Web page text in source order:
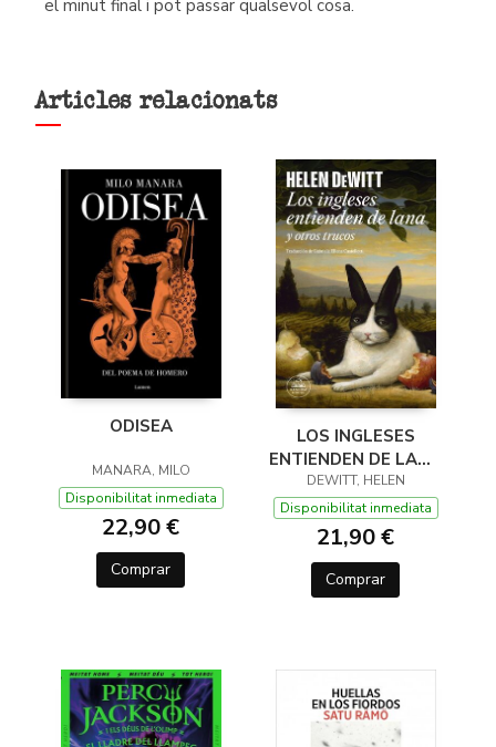
el minut final i pot passar qualsevol cosa.
Articles relacionats
ODISEA
MANARA, MILO
Disponibilitat inmediata
22,90 €
Comprar
LOS INGLESES
ENTIENDEN DE LANA
(Y OTROS TRUCOS)
DEWITT, HELEN
Disponibilitat inmediata
21,90 €
Comprar